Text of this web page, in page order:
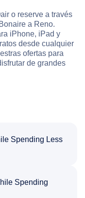
o reserve a través
a Reno.
iPhone, iPad y
desde cualquier
ofertas para
de grandes
Spending Less
Spending